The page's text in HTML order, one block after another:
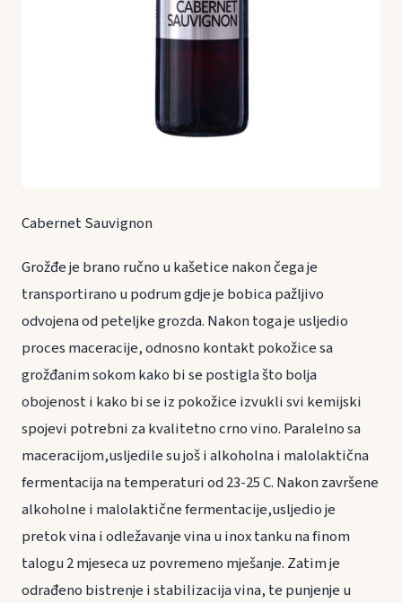
Cabernet Sauvignon
Grožđe je brano ručno u kašetice nakon čega je
transportirano u podrum gdje je bobica pažljivo
odvojena od peteljke grozda. Nakon toga je usljedio
proces maceracije, odnosno kontakt pokožice sa
grožđanim sokom kako bi se postigla što bolja
obojenost i kako bi se iz pokožice izvukli svi kemijski
spojevi potrebni za kvalitetno crno vino. Paralelno sa
maceracijom,usljedile su još i alkoholna i malolaktična
fermentacija na temperaturi od 23-25 C. Nakon završene
alkoholne i malolaktične fermentacije,usljedio je
pretok vina i odležavanje vina u inox tanku na finom
talogu 2 mjeseca uz povremeno mješanje. Zatim je
odrađeno bistrenje i stabilizacija vina, te punjenje u